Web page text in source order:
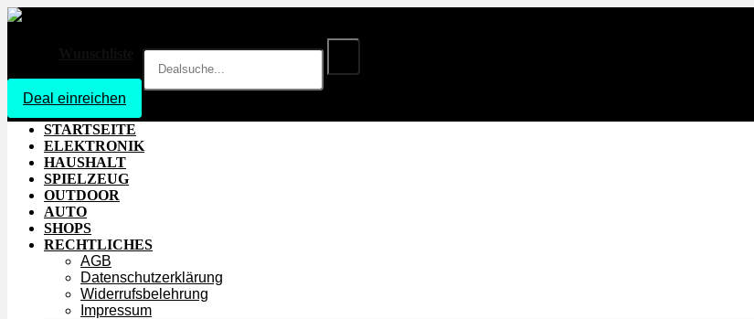
Deal einreichen
STARTSEITE
ELEKTRONIK
HAUSHALT
SPIELZEUG
OUTDOOR
AUTO
SHOPS
RECHTLICHES
AGB
Datenschutzerklärung
Widerrufsbelehrung
Impressum